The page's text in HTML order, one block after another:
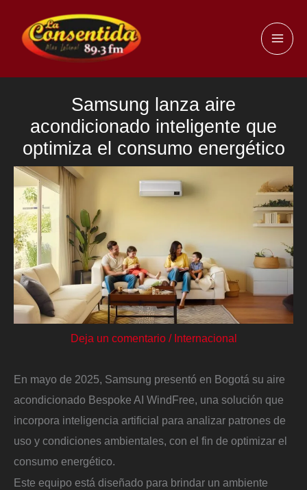
contenido
Samsung lanza aire
acondicionado inteligente que
optimiza el consumo energético
Deja un comentario / Internacional
En mayo de 2025, Samsung presentó en Bogotá su aire
acondicionado Bespoke AI WindFree, una solución que
incorpora inteligencia artificial para analizar patrones de
uso y condiciones ambientales, con el fin de optimizar el
consumo energético.
Este equipo está diseñado para brindar un ambiente